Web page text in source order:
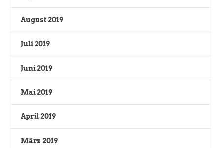
August 2019
Juli 2019
Juni 2019
Mai 2019
April 2019
März 2019